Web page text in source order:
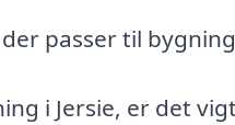
passer til
i Jersie, er det